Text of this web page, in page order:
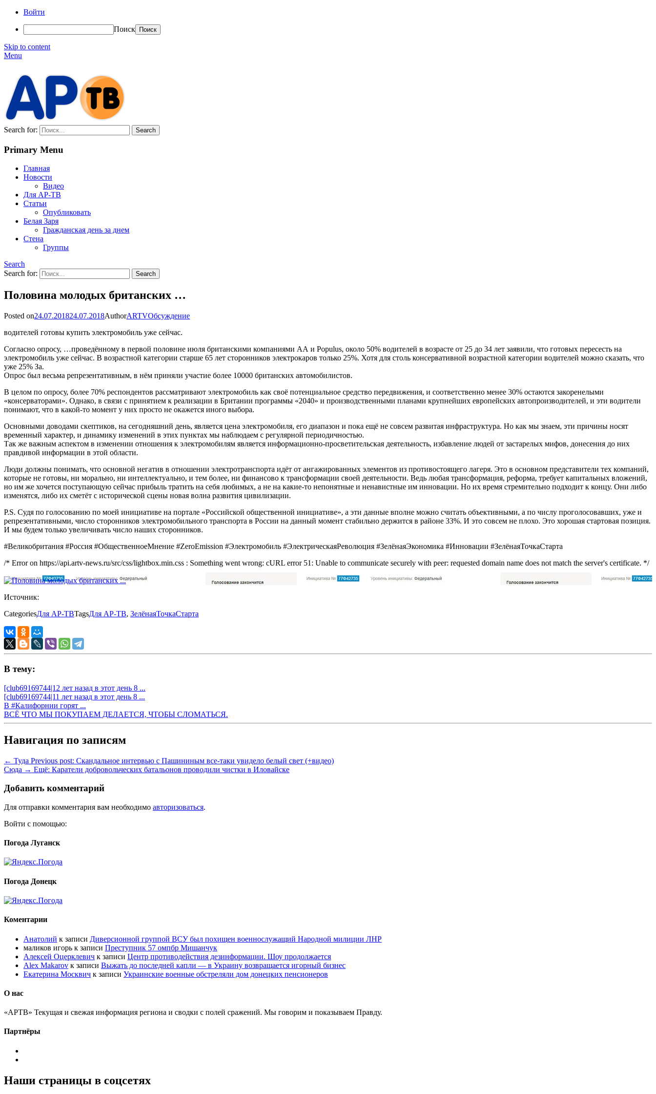
Войти
Поиск
Skip to content
Menu
Search for:
Primary Menu
Главная
Новости
Видео
Для АР-ТВ
Статьи
Опубликовать
Белая Заря
Гражданская день за днем
Стена
Группы
Search
Search for:
Половина молодых британских …
Posted on24.07.201824.07.2018AuthorARTVОбсуждение
водителей готовы купить электромобиль уже сейчас.
Согласно опросу, …проведённому в первой половине июля британскими компаниями АА и Populus, около 50% водителей в возрасте от 25 до 34 лет заявили, что готовых пересесть на
электромобиль уже сейчас. В возрастной категории старше 65 лет сторонников электрокаров только 25%. Хотя для столь консервативной возрастной категории водителей можно сказать, что
уже 25% За.
Опрос был весьма репрезентативным, в нём приняли участие более 10000 британских автомобилистов.
В целом по опросу, более 70% респондентов рассматривают электромобиль как своё потенциальное средство передвижения, и соответственно менее 30% остаются закоренелыми
«консерваторами». Однако, в связи с принятием к реализации в Британии программы «2040» и производственными планами крупнейших европейских автопроизводителей, и эти водители
понимают, что в какой-то момент у них просто не окажется иного выбора.
Основными доводами скептиков, на сегодняшний день, является цена электромобиля, его диапазон и пока ещё не совсем развитая инфраструктура. Но как мы знаем, эти причины носят
временный характер, и динамику изменений в этих пунктах мы наблюдаем с регулярной периодичностью.
Так же важным аспектом в изменении отношения к электромобилям является информационно-просветительская деятельность, избавление людей от застарелых мифов, донесения до них
правдивой информации в этой области.
Люди должны понимать, что основной негатив в отношении электротранспорта идёт от ангажированных элементов из противостоящего лагеря. Это в основном представители тех компаний,
которые не готовы, ни морально, ни интеллектуально, и тем более, ни финансово к трансформации своей деятельности. Ведь любая трансформация, реформа, требует капитальных вложений,
но им же хочется поступающую сейчас прибыль тратить на себя любимых, а не на какие-то непонятные и ненавистные им инновации. Но их время стремительно подходит к концу. Они либо
изменятся, либо их сметёт с исторической сцены новая волна развития цивилизации.
P.S. Судя по голосованию по моей инициативе на портале «Российской общественной инициативе», а эти данные вполне можно считать объективными, а по числу проголосовавших, уже и
репрезентативными, число сторонников электромобильного транспорта в России на данный момент стабильно держится в районе 33%. И это совсем не плохо. Это хорошая стартовая позиция.
И мы будем только увеличивать число наших сторонников.
#Великобритания #Россия #ОбщественноеМнение #ZeroEmission #Электромобиль #ЭлектрическаяРеволюция #ЗелёнаяЭкономика #Инновации #ЗелёнаяТочкаСтарта
/* Error on https://api.artv-news.ru/src/css/lightbox.min.css : Something went wrong: cURL error 51: Unable to communicate securely with peer: requested domain name does not match the server's certificate. */
Источник:
CategoriesДля АР-ТВTagsДля АР-ТВ, ЗелёнаяТочкаСтарта
В тему:
[club69169744|12 лет назад в этот день 8 ...
[club69169744|11 лет назад в этот день 8 ...
В #Калифорнии горят ...
ВСЁ ЧТО МЫ ПОКУПАЕМ ДЕЛАЕТСЯ, ЧТОБЫ СЛОМАТЬСЯ.
Навигация по записям
← Туда Previous post: Скандальное интервью с Пашининым все-таки увидело белый свет (+видео)
Сюда → Ещё: Каратели добровольческих батальонов проводили чистки в Иловайске
Добавить комментарий
Для отправки комментария вам необходимо авторизоваться.
Войти с помощью:
Погода Луганск
Погода Донецк
Коментарии
Анатолий к записи Диверсионной группой ВСУ был похищен военнослужащий Народной милиции ЛНР
маликов игорь к записи Преступник 57 омпбр Мишанчук
Алексей Оцерклевич к записи Центр противодействия дезинформации. Шоу продолжается
Alex Makarov к записи Выжать до последней капли — в Украину возвращается игорный бизнес
Екатерина Москвич к записи Украинские военные обстреляли дом донецких пенсионеров
О нас
«АРТВ» Текущая и свежая информация региона и сводки с полей сражений. Мы говорим и показываем Правду.
Партнёры
Наши страницы в соцсетях